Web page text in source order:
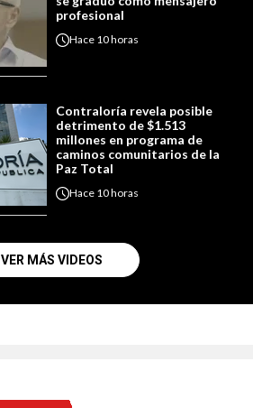
profesional
Hace 10 horas
Contraloría revela posible
detrimento de $1.513
millones en programa de
caminos comunitarios de la
Paz Total
Hace 10 horas
VER MÁS VIDEOS